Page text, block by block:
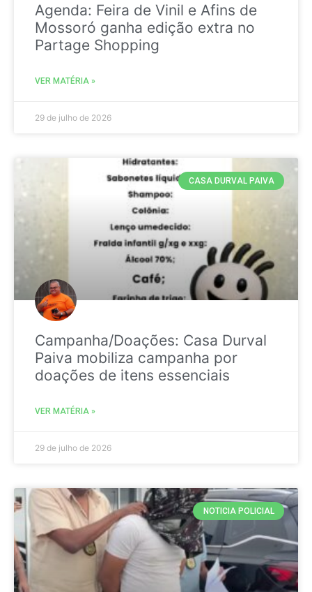
Agenda: Feira de Vinil e Afins de
Mossoró ganha edição extra no
Partage Shopping
VER MATÉRIA »
29 de julho de 2026
CASA DURVAL PAIVA
Campanha/Doações: Casa Durval
Paiva mobiliza campanha por
doações de itens essenciais
VER MATÉRIA »
29 de julho de 2026
NOTICIA POLICIAL